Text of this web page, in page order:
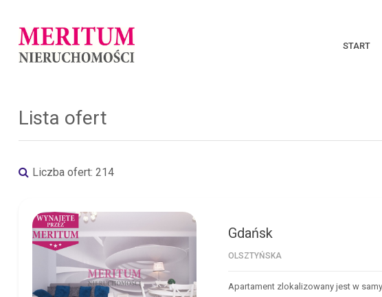
START
Lista ofert
Liczba ofert: 214
GDAŃSK Gdańsk
OLSZTYŃSKA
Apartament zlokalizowany jest w